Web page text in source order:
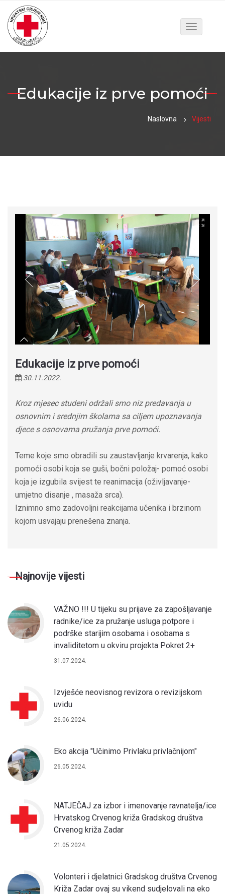
Toggle
Edukacije iz prve pomoći
Naslovna Vijesti
Edukacije iz prve pomoći
30.11.2022.
Kroz mjesec studeni održali smo niz predavanja u
osnovnim i srednjim školama sa ciljem upoznavanja
djece s osnovama pružanja prve pomoći.
Teme koje smo obradili su zaustavljanje krvarenja, kako
pomoći osobi koja se guši, bočni položaj- pomoć osobi
koja je izgubila svijest te reanimacija (oživljavanje-
umjetno disanje , masaža srca).
Iznimno smo zadovoljni reakcijama učenika i brzinom
kojom usvajaju prenešena znanja.
Najnovije vijesti
VAŽNO !!! U tijeku su prijave za zapošljavanje
radnike/ice za pružanje usluga potpore i
podrške starijim osobama i osobama s
invaliditetom u okviru projekta Pokret 2+
31.07.2024.
Izvješće neovisnog revizora o revizijskom
uvidu
26.06.2024.
Eko akcija "Učinimo Privlaku privlačnijom"
26.05.2024.
NATJEČAJ za izbor i imenovanje ravnatelja/ice
Hrvatskog Crvenog križa Gradskog društva
Crvenog križa Zadar
21.05.2024.
Volonteri i djelatnici Gradskog društva Crvenog
Križa Zadar ovaj su vikend sudjelovali na eko